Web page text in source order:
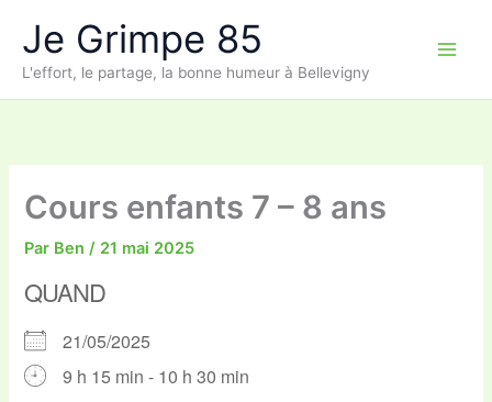
contenu
Je Grimpe 85
L'effort, le partage, la bonne humeur à Bellevigny
Cours enfants 7 – 8 ans
Par Ben/ 21 mai 2025
QUAND
21/05/2025
9 h 15 min - 10 h 30 min